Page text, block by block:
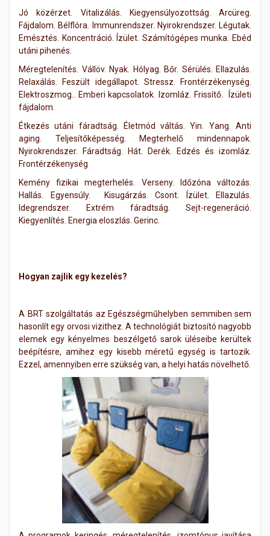
Jó közérzet. Vitalizálás. Kiegyensúlyozottság. Arcüreg.
Fájdalom. Bélflóra. Immunrendszer. Nyirokrendszer. Légutak.
Emésztés. Koncentráció. Ízület. Számítógépes munka. Ebéd
utáni pihenés.
Méregtelenítés. Vállöv. Nyak. Hólyag. Bőr. Sérülés. Ellazulás.
Relaxálás. Feszült idegállapot. Stressz. Frontérzékenység.
Elektroszmog.. Emberi kapcsolatok. Izomláz. Frissítő. Ízületi
fájdalom.
Étkezés utáni fáradtság. Életmód váltás. Yin. Yang. Anti
aging. Teljesítőképesség. Megterhelő mindennapok.
Nyirokrendszer. Fáradtság. Hát. Derék. Edzés és izomláz.
Frontérzékenység
Kemény fizikai megterhelés. Verseny. Időzóna változás.
Hallás. Egyensúly. Kisugárzás. Csont. Ízület. Ellazulás.
Idegrendszer. Extrém fáradtság. Sejt-regeneráció.
Kiegyenlítés. Energia eloszlás. Gerinc.
Hogyan zajlik egy kezelés?
A BRT szolgáltatás az Egészségműhelyben semmiben sem
hasonlít egy orvosi vizithez. A technológiát biztosító nagyobb
elemek egy kényelmes beszélgető sarok üléseibe kerültek
beépítésre, amihez egy kisebb méretű egység is tartozik.
Ezzel, amennyiben erre szükség van, a helyi hatás növelhető.